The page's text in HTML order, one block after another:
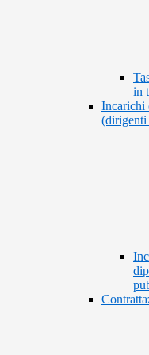
in
Incarichi
(dirigenti